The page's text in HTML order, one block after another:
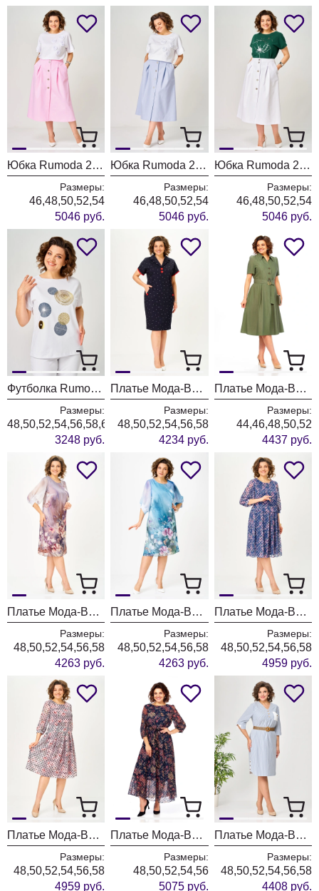
Юбка Rumoda 2290 розовый
Размеры:
46,48,50,52,54
5046 руб.
Юбка Rumoda 2290 голубой
Размеры:
46,48,50,52,54
5046 руб.
Юбка Rumoda 2290 белый
Размеры:
46,48,50,52,54
5046 руб.
Футболка Rumoda 2239 белый кр.р.
Размеры:
48,50,52,54,56,58,60,62
3248 руб.
Платье Мода-Версаль 2673 темно-синий
Размеры:
48,50,52,54,56,58
4234 руб.
Платье Мода-Версаль 2662 хаки
Размеры:
44,46,48,50,52
4437 руб.
Платье Мода-Версаль 2646 пудра
Размеры:
48,50,52,54,56,58
4263 руб.
Платье Мода-Версаль 2646 голубой
Размеры:
48,50,52,54,56,58
4263 руб.
Платье Мода-Версаль 2640 индиго
Размеры:
48,50,52,54,56,58
4959 руб.
Платье Мода-Версаль 2640 пудра
Размеры:
48,50,52,54,56,58
4959 руб.
Платье Мода-Версаль 2464 темно-синий
Размеры:
48,50,52,54,56
5075 руб.
Платье Мода-Версаль 2393 синий полоска
Размеры:
48,50,52,54,56,58
4408 руб.